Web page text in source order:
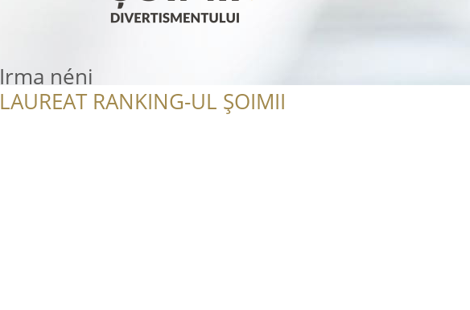
Irma néni
LAUREAT RANKING-UL ȘOIMII